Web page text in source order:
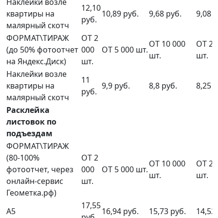
квартиры на
малярный скотч
12,10
руб.
10,89 руб. 9,68 руб. 9,08
ФОРМАТ\ТИРАЖ
(до 50% фотоотчет
на Яндекс.Диск)
ОТ 2
000
шт.
ОТ 5 000 шт.
ОТ 10 000
шт.
ОТ
шт.
Наклейки возле
квартиры на
малярный скотч
11
руб.
9,9 руб. 8,8 руб. 8,25
Расклейка
листовок по
подъездам
ФОРМАТ\ТИРАЖ
(80-100%
фотоотчет, через
онлайн-сервис
Геометка.рф)
ОТ 2
000
шт.
ОТ 5 000 шт.
ОТ 10 000
шт.
ОТ
шт.
А5
17,55
16,94 руб. 15,73 руб.